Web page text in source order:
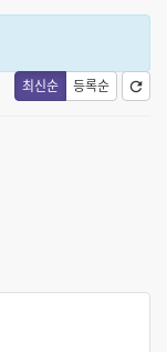
최신순 등록순